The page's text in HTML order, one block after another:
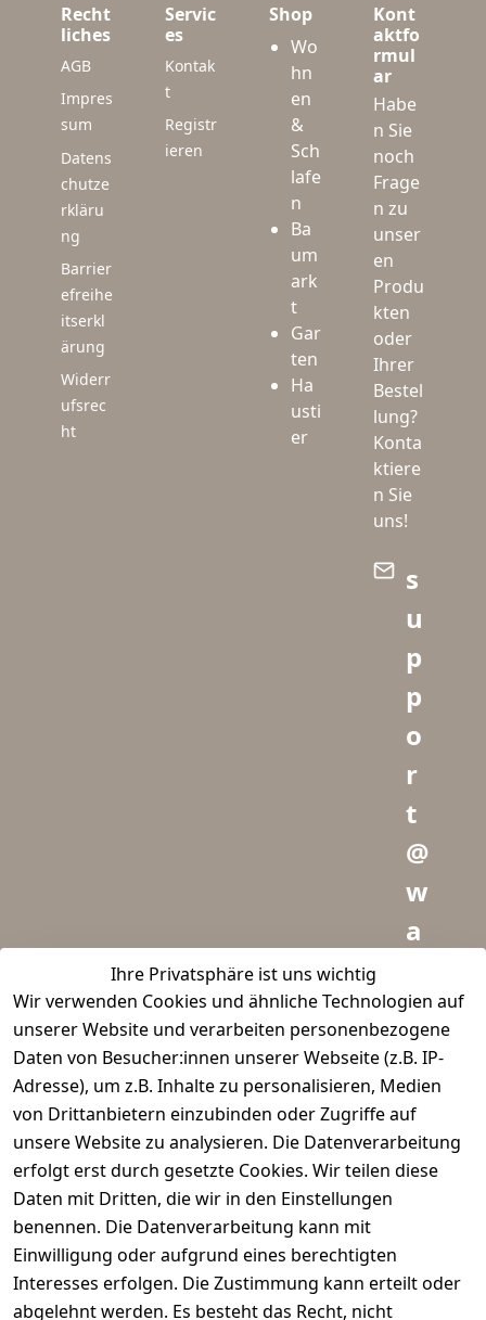
Ihre Privatsphäre ist uns wichtig
Wir verwenden Cookies und ähnliche Technologien auf
unserer Website und verarbeiten personenbezogene
Daten von Besucher:innen unserer Webseite (z.B. IP-
Adresse), um z.B. Inhalte zu personalisieren, Medien
von Drittanbietern einzubinden oder Zugriffe auf
unsere Website zu analysieren. Die Datenverarbeitung
erfolgt erst durch gesetzte Cookies. Wir teilen diese
Daten mit Dritten, die wir in den Einstellungen
benennen. Die Datenverarbeitung kann mit
Einwilligung oder aufgrund eines berechtigten
Interesses erfolgen. Die Zustimmung kann erteilt oder
abgelehnt werden. Es besteht das Recht, nicht
Recht
liches
AGB
Impres
sum
Datens
chutze
rkläru
ng
Barrier
efreihe
itserkl
ärung
Widerr
ufsrec
ht
Servic
es
Kontak
t
Registr
ieren
Shop
Wo
hn
en
&
Sch
lafe
n
Ba
um
ark
t
Gar
ten
Ha
usti
er
Kont
aktfo
rmul
ar
Habe
n Sie
noch
Frage
n zu
unser
en
Produ
kten
oder
Ihrer
Bestel
lung?
Konta
ktiere
n Sie
uns!
s
u
p
p
o
r
t
@
w
a
d
m
e
i
s
r.